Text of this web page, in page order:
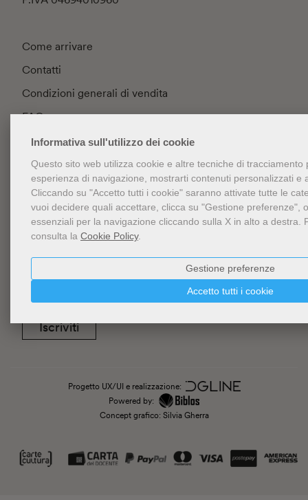
Informativa sull'utilizzo dei cookie
Questo sito web utilizza cookie e altre tecniche di tracciamento
esperienza di navigazione, mostrarti contenuti personalizzati e
Cliccando su "Accetto tutti i cookie" saranno attivate tutte le
vuoi decidere quali accettare, clicca su "Gestione preferenze",
essenziali per la navigazione cliccando sulla X in alto a destra.
consulta la Cookie Policy.
Accetto tutti i cookie
Gestione preferenze
Come arrivare
Contatti
Condizioni generali di vendita
FAQ
Privacy
Cookie Policy
Gestione cookie
Accessibilità
Newsletter
Iscriviti
Progetto UX/UI e realizzazione:
Powered by:
Concept grafico: Silvia Gherra